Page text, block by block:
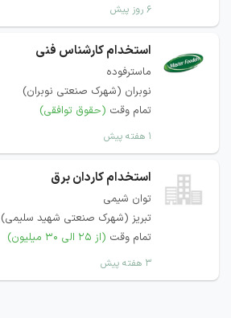
۶ روز پیش
استخدام کارشناس فنی
ماسترفوده
نوبران (شهرک صنعتی نوبران)
تمام وقت (حقوق توافقی)
۱ هفته پیش
استخدام کاردان برق
توان شیمی
تبریز (شهرک صنعتی شهید سلیمی)
تمام وقت (از ۲۵ الی ۳۰ میلیون)
۳ هفته پیش